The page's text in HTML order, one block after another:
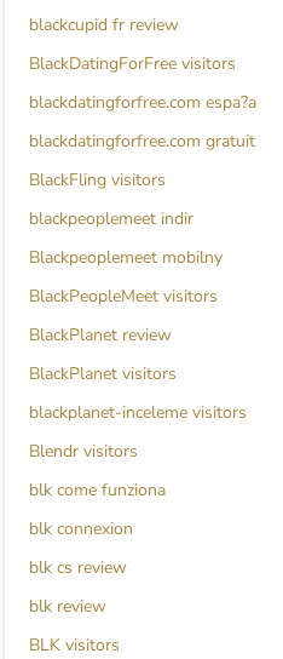
blackcupid fr review
BlackDatingForFree visitors
blackdatingforfree.com espa?a
blackdatingforfree.com gratuit
BlackFling visitors
blackpeoplemeet indir
Blackpeoplemeet mobilny
BlackPeopleMeet visitors
BlackPlanet review
BlackPlanet visitors
blackplanet-inceleme visitors
Blendr visitors
blk come funziona
blk connexion
blk cs review
blk review
BLK visitors